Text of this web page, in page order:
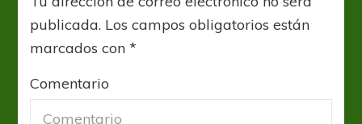
publicada. Los campos obligatorios están
marcados con*
Comentario